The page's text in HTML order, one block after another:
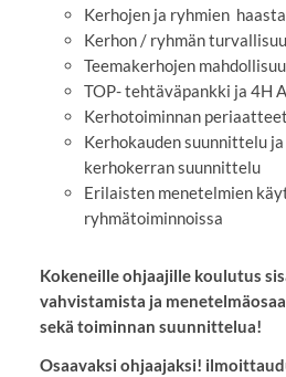
Kerhojen ja ryhmien
Kerhon / ryhmän
Teemakerhojen
TOP- tehtäväpankki ja 4H
Kerhotoiminnan
Kerhokauden suunnittelu
kerhokerran suunnittelu
Erilaisten menetelmien
ryhmätoiminnoissa
Kokeneille ohjaajille koulutus
vahvistamista ja
sekä toiminnan suunnittelua!
Osaavaksi ohjaajaksi!